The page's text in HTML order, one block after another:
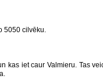
5050 cilvēku.
kas iet caur Valmieru. Tas